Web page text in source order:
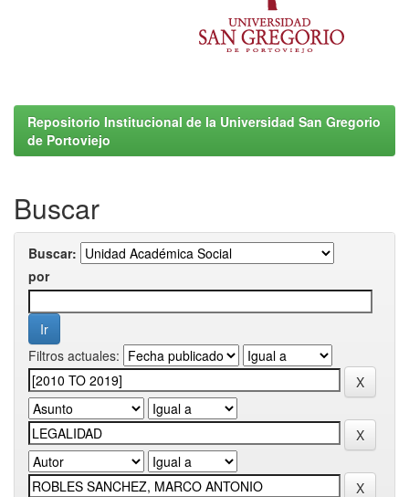
Repositorio Institucional de la Universidad San Gregorio
de Portoviejo
Buscar
Buscar:
por
Filtros actuales: